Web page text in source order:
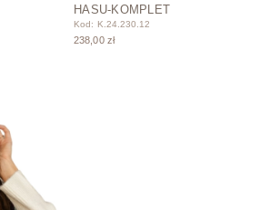
HASU-KOMPLET
Kod: K.24.230.12
238,00 zł